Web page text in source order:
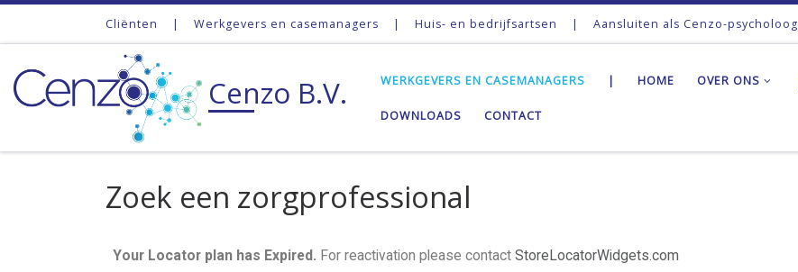
Ga naar inhoudCliënten | Werkgevers en casemanagers | Huis- en bedrijfsartsen | Aansluiten als Cenzo-psycholoog
Cenzo B.V. WERKGEVERS EN CASEMANAGERS | HOME OVER ONS
DOWNLOADS CONTACT
Zoek een zorgprofessional
Your Locator plan has Expired. For reactivation please contact StoreLocatorWidgets.com